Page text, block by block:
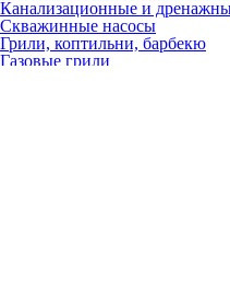
Канализационные и
Скважинные насосы
Грили, коптильни, барбекю
Газовые грили